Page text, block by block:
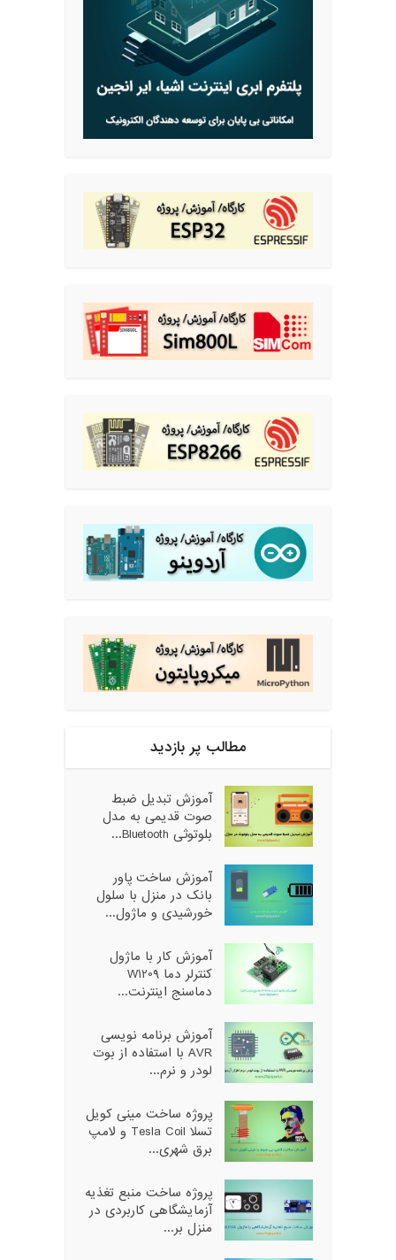
مطالب پر بازدید
آموزش تبدیل ضبط
صوت قدیمی به مدل
بلوتوثی Bluetooth...
آموزش ساخت پاور
بانک در منزل با سلول
خورشیدی و ماژول...
آموزش کار با ماژول
کنترلر دما W1209
دماسنج اینترنت...
آموزش برنامه نویسی
AVR با استفاده از بوت
لودر و نرم...
پروژه ساخت مینی کویل
تسلا Tesla Coil و لامپ
برق شهری...
پروژه ساخت منبع تغذیه
آزمایشگاهی کاربردی در
منزل بر...